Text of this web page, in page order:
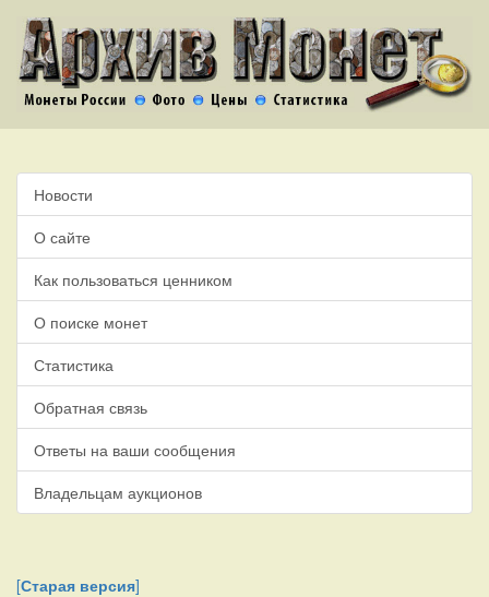
Новости
О сайте
Как пользоваться ценником
О поиске монет
Статистика
Обратная связь
Ответы на ваши сообщения
Владельцам аукционов
[Старая версия]